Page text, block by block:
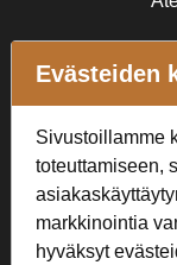
Evästeiden
Sivustoillamme
toteuttamiseen,
markkinointia
hyväksyt